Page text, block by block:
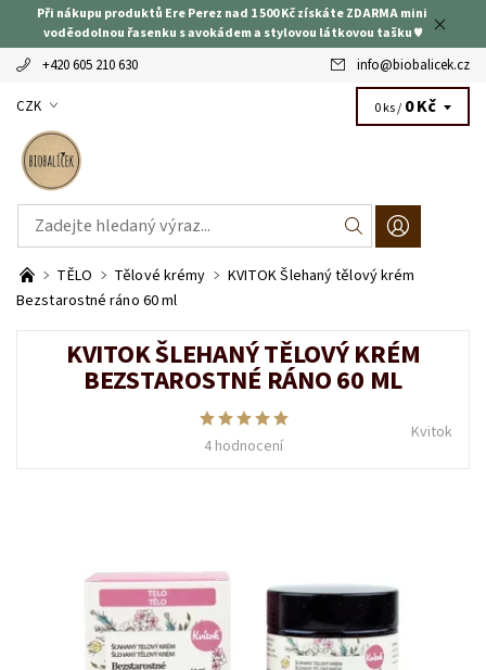
Při nákupu produktů Ere Perez nad 1 500 Kč získáte ZDARMA mini
voděodolnou řasenku s avokádem a stylovou látkovou tašku ♥
+420 605 210 630 info@biobalicek.cz
CZK 0 ks / 0 Kč
TĚLO Tělové krémy
KVITOK Šlehaný tělový krém
Bezstarostné ráno 60 ml
KVITOK ŠLEHANÝ TĚLOVÝ KRÉM
BEZSTAROSTNÉ RÁNO 60 ML
4 hodnocení
Kvitok